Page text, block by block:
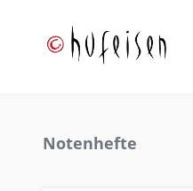
Notenhefte